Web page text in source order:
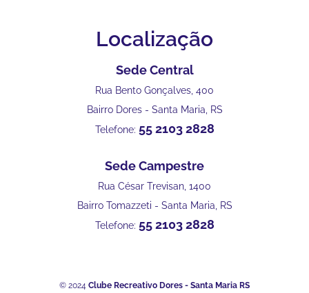
Localização
Sede Central
Rua Bento Gonçalves, 400
Bairro Dores - Santa Maria, RS
Telefone: 55 2103 2828
Sede Campestre
Rua César Trevisan, 1400
Bairro Tomazzeti - Santa Maria, RS
Telefone: 55 2103 2828
© 2024 Clube Recreativo Dores - Santa Maria RS